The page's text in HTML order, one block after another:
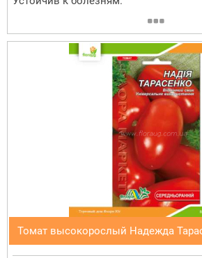
Томат высокорослый Надежда